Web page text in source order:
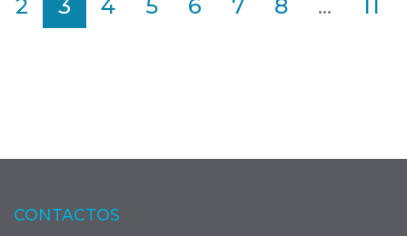
2 3 4 5 6 7 8 ... 11
CONTACTOS